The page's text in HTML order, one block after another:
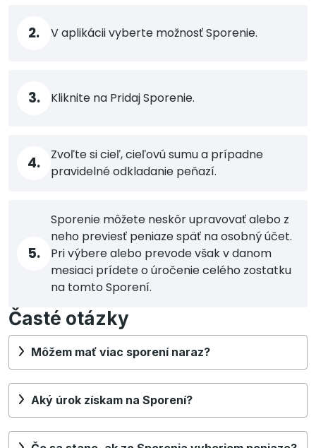
2. V aplikácii vyberte možnosť Sporenie.
3. Kliknite na Pridaj Sporenie.
4.
Zvoľte si cieľ, cieľovú sumu a prípadne
pravidelné odkladanie peňazí.
5.
Sporenie môžete neskôr upravovať alebo z
neho previesť peniaze späť na osobný účet.
Pri výbere alebo prevode však v danom
mesiaci prídete o úročenie celého zostatku
na tomto Sporení.
Časté otázky
Môžem mať viac sporení naraz?
Aký úrok získam na Sporení?